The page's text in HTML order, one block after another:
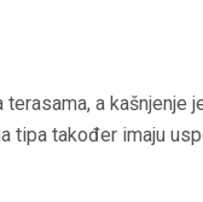
a kašnjenje
tipa također imaju